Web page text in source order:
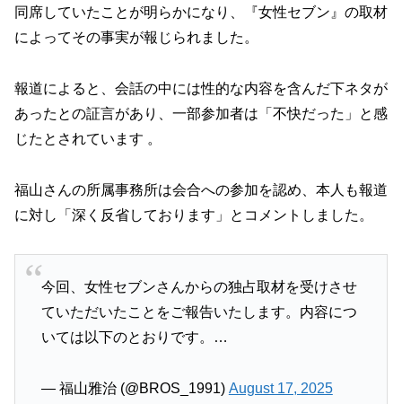
同席していたことが明らかになり、『女性セブン』の取材
によってその事実が報じられました。
報道によると、会話の中には性的な内容を含んだ下ネタが
あったとの証言があり、一部参加者は「不快だった」と感
じたとされています 。
福山さんの所属事務所は会合への参加を認め、本人も報道
に対し「深く反省しております」とコメントしました。
今回、女性セブンさんからの独占取材を受けさせ
ていただいたことをご報告いたします。内容につ
いては以下のとおりです。…
— 福山雅治 (@BROS_1991) August 17, 2025